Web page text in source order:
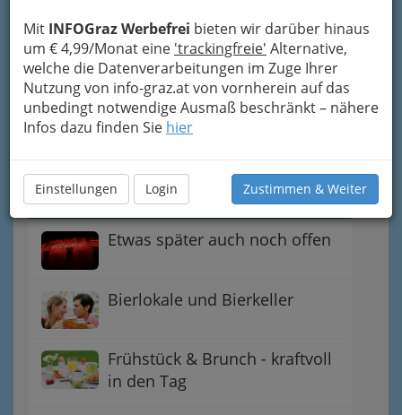
Mit INFOGraz Werbefrei bieten wir darüber hinaus
um € 4,99/Monat eine 'trackingfreie' Alternative,
welche die Datenverarbeitungen im Zuge Ihrer
Nutzung von info-graz.at von vornherein auf das
unbedingt notwendige Ausmaß beschränkt – nähere
Infos dazu finden Sie hier
Einstellungen Login Zustimmen & Weiter
Bars
Essen zu später Stunde
Grazer Beisl-Kultur
Livemusik in Lokalen
Etwas später auch noch offen
Bierlokale und Bierkeller
Frühstück & Brunch - kraftvoll
in den Tag